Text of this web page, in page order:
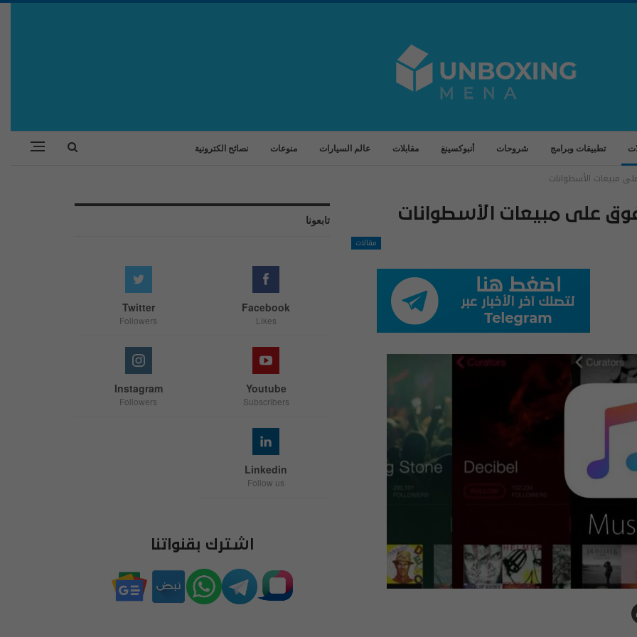
تطبيقات وبرامج شروحات أنبوكسينغ مقابلات عالم السيارات منوعات نصائح الكترونية
مبيعات الأسطوانات
على مبيعات الأسطوانات
مقالات
تابعونا
Facebook
Likes
Twitter
Followers
Youtube
Subscribers
Instagram
Followers
Linkedin
Follow us
اشترك بقنواتنا